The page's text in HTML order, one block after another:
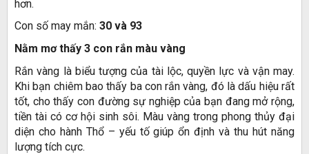
hơn.
Con số may mắn: 30 và 93
Nằm mơ thấy 3 con rắn màu vàng
Rắn vàng là biểu tượng của tài lộc, quyền lực và vận may.
Khi bạn chiêm bao thấy ba con rắn vàng, đó là dấu hiệu rất
tốt, cho thấy con đường sự nghiệp của bạn đang mở rộng,
tiền tài có cơ hội sinh sôi. Màu vàng trong phong thủy đại
diện cho hành Thổ – yếu tố giúp ổn định và thu hút năng
lượng tích cực.